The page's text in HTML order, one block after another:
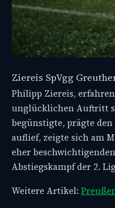
Ziereis SpVgg
Philipp Ziereis,
unglücklichen Auftritt
begünstigte, prägte
auflief, zeigte sich am
eher
Abstiegskampf der 2.
Weitere Artikel: